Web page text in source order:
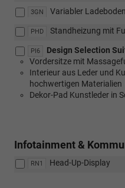
3GN Variabler
PHD Standheizung mit
PI6
Design Selection
Vordersitze mit
Interieur aus Leder und
hochwertigen Materialien
Dekor-Pad Kunstleder in
Infotainment &
RN1 Head-Up-Display